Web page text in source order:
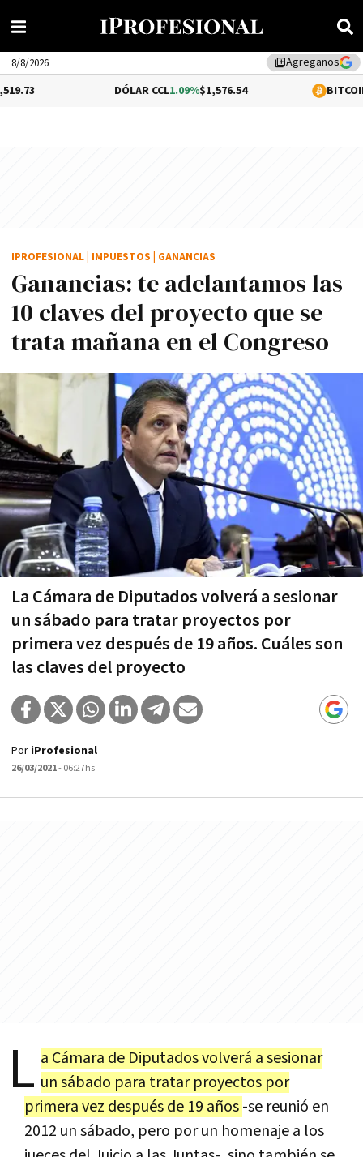
library_addAgreganos
8/8/2026
1.09%$1,576.54 0.35%
Ganancias: te adelantamos las
10 claves del proyecto que se
trata mañana en el Congreso
La Cámara de Diputados volverá a sesionar
un sábado para tratar proyectos por
primera vez después de 19 años. Cuáles son
las claves del proyecto
IPROFESIONAL IMPUESTOS GANANCIAS
Por iProfesional
26/03/2021- 06:27hs
L a Cámara de Diputados volverá a sesionar
un sábado para tratar proyectos por
primera vez después de 19 años-se reunió en
2012 un sábado, pero por un homenaje a los